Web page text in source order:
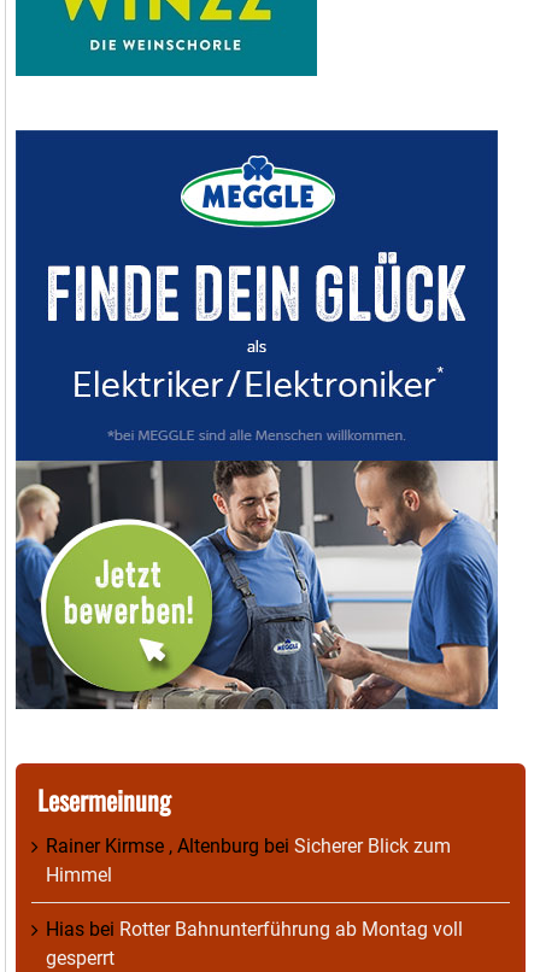
Lesermeinung
Rainer Kirmse , Altenburg bei Sicherer Blick zum
Himmel
Hias bei Rotter Bahnunterführung ab Montag voll
gesperrt